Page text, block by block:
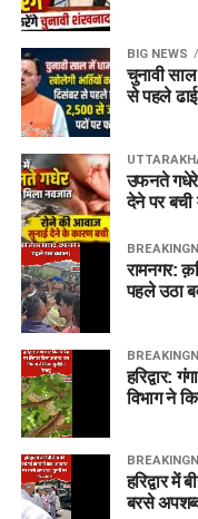
BIG NEWS
चुनावी साल
से पहले ढाई
उफनते गधेरे
देने पर बची
रामनगर:
पहले उठा
हरिद्वार:
विभाग ने
हरिद्वार
बरसे